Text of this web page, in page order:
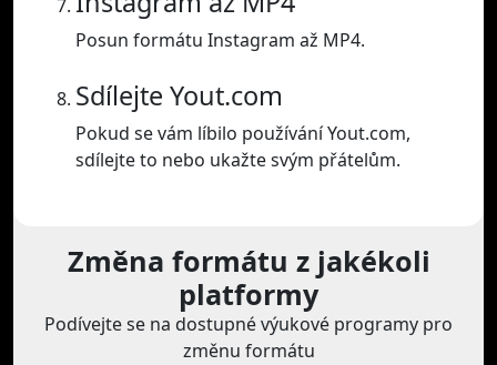
Posun formátu Instagram až MP4.
Sdílejte Yout.com
Pokud se vám líbilo používání Yout.com,
sdílejte to nebo ukažte svým přátelům.
Změna formátu z jakékoli
platformy
Podívejte se na dostupné výukové programy pro
změnu formátu